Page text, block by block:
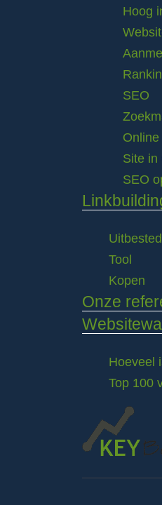
Hoog
SEO
Site in
SEO
Tool
Kopen
Onze
Hoeveel
Top 100